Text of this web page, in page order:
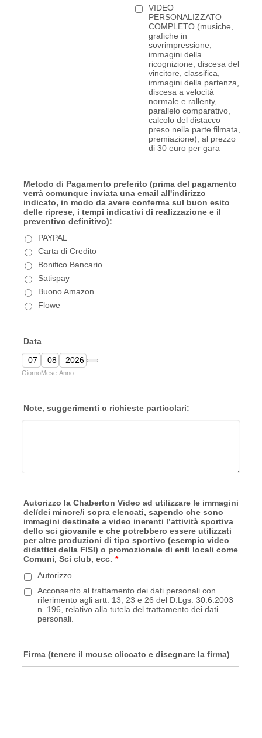
VIDEO
PERSONALIZZATO
COMPLETO (musiche,
grafiche in
sovrimpressione,
immagini della
ricognizione, discesa del
vincitore, classifica,
immagini della partenza,
discesa a velocità
normale e rallenty,
parallelo comparativo,
calcolo del distacco
preso nella parte filmata,
premiazione), al prezzo
di 30 euro per gara
Metodo di Pagamento preferito (prima del pagamento
verrà comunque inviata una email all'indirizzo
indicato, in modo da avere conferma sul buon esito
delle riprese, i tempi indicativi di realizzazione e il
preventivo definitivo):
PAYPAL
Carta di Credito
Bonifico Bancario
Satispay
Buono Amazon
Flowe
Data
GiornoMese Anno
Date Picker Icon
Note, suggerimenti o richieste particolari:
Autorizzo la Chaberton Video ad utilizzare le immagini
del/dei minore/i sopra elencati, sapendo che sono
immagini destinate a video inerenti l’attività sportiva
dello sci giovanile e che potrebbero essere utilizzati
per altre produzioni di tipo sportivo (esempio video
didattici della FISI) o promozionale di enti locali come
Comuni, Sci club, ecc. *
Autorizzo
Acconsento al trattamento dei dati personali con
riferimento agli artt. 13, 23 e 26 del D.Lgs. 30.6.2003
n. 196, relativo alla tutela del trattamento dei dati
personali.
Firma (tenere il mouse cliccato e disegnare la firma)